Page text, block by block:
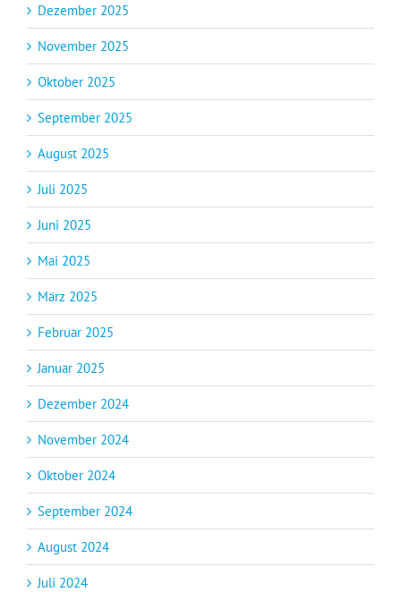
Dezember 2025
November 2025
Oktober 2025
September 2025
August 2025
Juli 2025
Juni 2025
Mai 2025
März 2025
Februar 2025
Januar 2025
Dezember 2024
November 2024
Oktober 2024
September 2024
August 2024
Juli 2024